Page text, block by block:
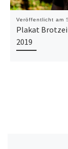
Veröffentlicht am
Plakat
2019